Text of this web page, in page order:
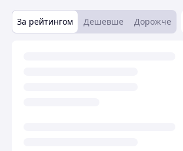
За рейтингом Дешевше Дорожче